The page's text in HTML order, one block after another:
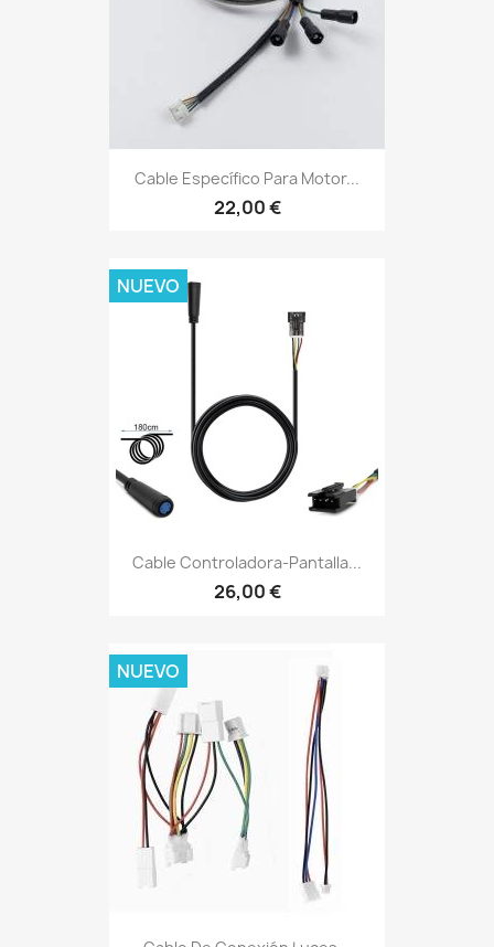
Cable Específico Para Motor...
22,00 €
Cable Controladora-Pantalla...
26,00 €
NUEVO
NUEVO